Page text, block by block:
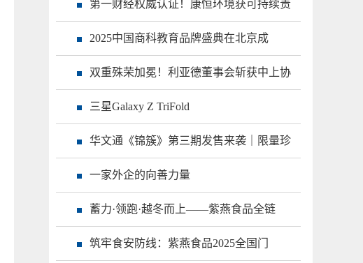
第一财经权威认证！康恒环境获可持续责
2025中国商科教育品牌盛典在北京成
双重殊荣加冕！利亚德董事会斩获中上协
三星Galaxy Z TriFold
华文通《锦簇》第三期发售来袭｜限量珍
一家外企的向善力量
蓄力·领跑·越冬而上——紫燕食品全链
筑牢食安防线：紫燕食品2025全国门